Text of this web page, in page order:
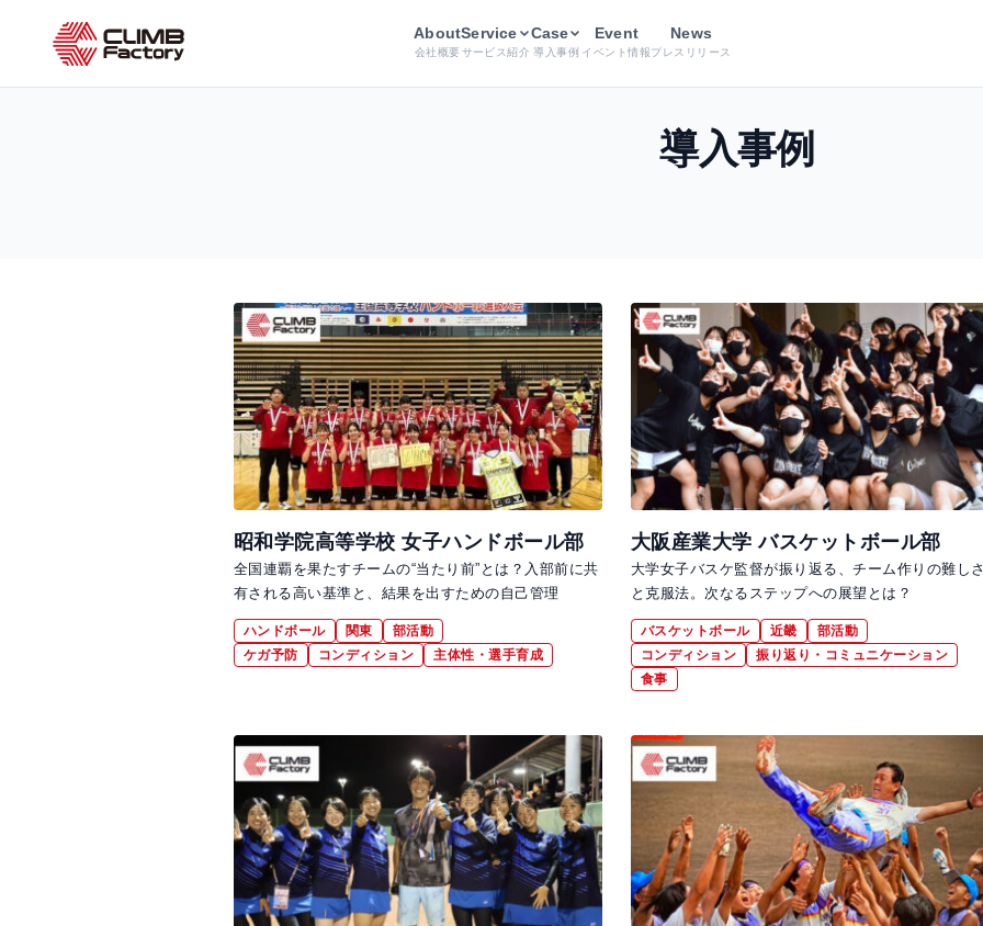
About
会社概要
Service
サービス紹介
Case
導入事例
Event
イベント情報
News
プレスリリース
導入事例
昭和学院高等学校 女子ハンドボール部
全国連覇を果たすチームの“当たり前”とは？入部前に共
有される高い基準と、結果を出すための自己管理
ハンドボール 関東
部活動
ケガ予防
コンディション 主体性・選手育成
大阪産業大学 バスケットボール部
大学女子バスケ監督が振り返る、チーム作りの難し
と克服法。次なるステップへの展望とは？
バスケットボール 近畿
部活動
コンディション
振り返り・コミュニケーション
食事